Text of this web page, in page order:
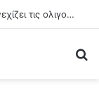
Στην Κρήτη ο Κυριάκος Μητσοτάκης, συνεχίζει τις ολιγοήμερες διακοπές του